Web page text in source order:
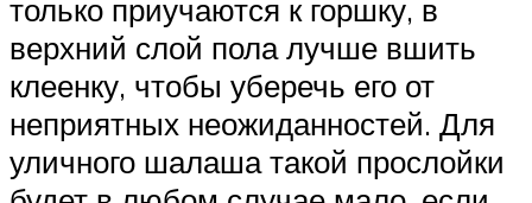
только приучаются к горшку, в
верхний слой пола лучше вшить
клеенку, чтобы уберечь его от
неприятных неожиданностей. Для
уличного шалаша такой прослойки